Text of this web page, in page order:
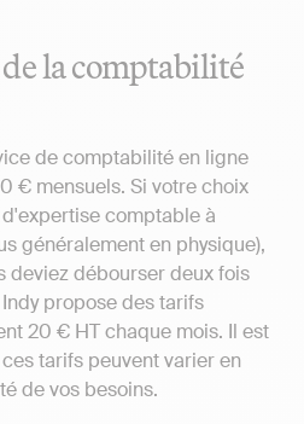
la comptabilité
de comptabilité en ligne
€ mensuels. Si votre choix
comptable à
généralement en physique),
deviez débourser deux fois
propose des tarifs
20 € HT chaque mois. Il est
tarifs peuvent varier en
de vos besoins.